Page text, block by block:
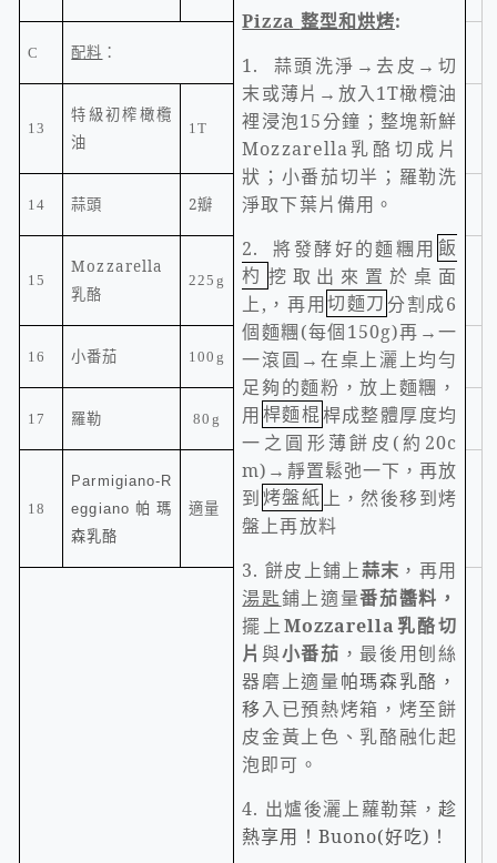
Pizza 整型和烘烤:
1. 蒜頭洗淨→去皮→切
末或薄片→放入1T橄欖油
裡浸泡15分鐘；整塊新鮮
Mozzarella乳酪切成片
狀；小番茄切半；羅勒洗
淨取下葉片備用。
2.將發酵好的麵糰用 飯
杓 挖取出來置於桌面
上, ，再用切麵刀分割成6
個麵糰(每個150g)再→一
一滾圓→在桌上灑上均勻
足夠的麵粉，放上麵糰，
用桿麵棍桿成整體厚度均
一之圓形薄餅皮 (約 20c
m) →靜置鬆弛一下，再放
到烤盤紙上，然後移到烤
盤上再放料
3. 餅皮上鋪上蒜末 ，再用
湯匙鋪上適量番茄醬料，
擺上Mozzarella乳酪切
片與小番茄 ，最後用刨絲
器磨上適量帕瑪森乳酪，
移入已預熱烤箱，烤至餅
皮金黃上色、乳酪融化起
泡即可。
4. 出爐後灑上蘿勒葉， 趁
熱享用！Buono(好吃)！
C 配料 ：
13
特級初榨橄欖
油
1T
14 蒜頭 2瓣
15
Mozzarella
乳酪
225g
16 小番茄 100g
17 羅勒 80g
18
Parmigiano-R
eggiano 帕瑪
森乳酪
適量